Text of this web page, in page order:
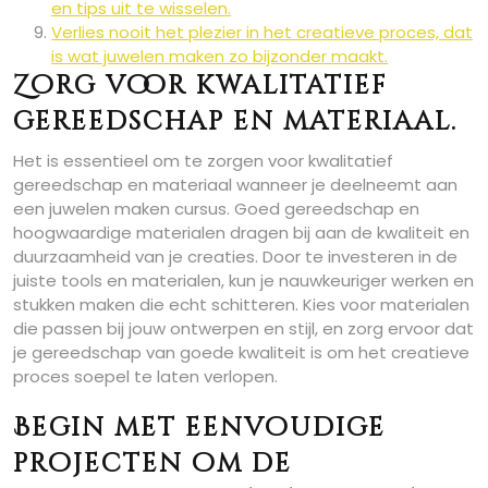
en tips uit te wisselen.
Verlies nooit het plezier in het creatieve proces, dat
is wat juwelen maken zo bijzonder maakt.
Zorg voor kwalitatief
gereedschap en materiaal.
Het is essentieel om te zorgen voor kwalitatief
gereedschap en materiaal wanneer je deelneemt aan
een juwelen maken cursus. Goed gereedschap en
hoogwaardige materialen dragen bij aan de kwaliteit en
duurzaamheid van je creaties. Door te investeren in de
juiste tools en materialen, kun je nauwkeuriger werken en
stukken maken die echt schitteren. Kies voor materialen
die passen bij jouw ontwerpen en stijl, en zorg ervoor dat
je gereedschap van goede kwaliteit is om het creatieve
proces soepel te laten verlopen.
Begin met eenvoudige
projecten om de